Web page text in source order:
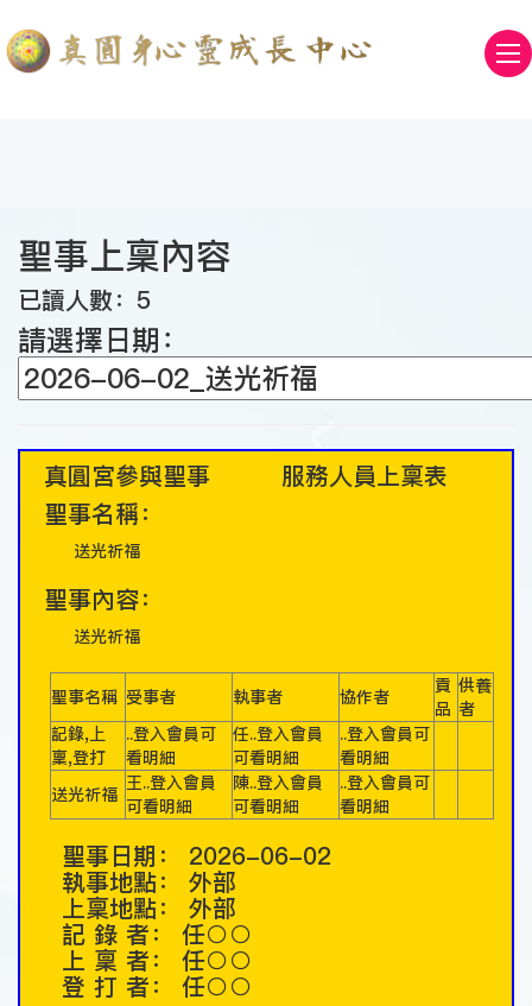
聖事上稟內容
已讀人數：5
請選擇日期：
真圓宮參與聖事 服務人員上稟表
聖事名稱：
送光祈福
聖事內容：
送光祈福
聖事名稱 受事者 執事者 協作者
貢
品
供養
者
記錄,上
稟,登打
..登入會員可
看明細
任..登入會員
可看明細
..登入會員可
看明細
送光祈福 王..登入會員
可看明細
陳..登入會員
可看明細
..登入會員可
看明細
聖事日期： 2026-06-02
執事地點： 外部
上稟地點： 外部
記 錄 者： 任○○
上 稟 者： 任○○
登 打 者： 任○○